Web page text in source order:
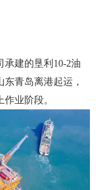
建的垦利10-2油
青岛离港起运，
业阶段。